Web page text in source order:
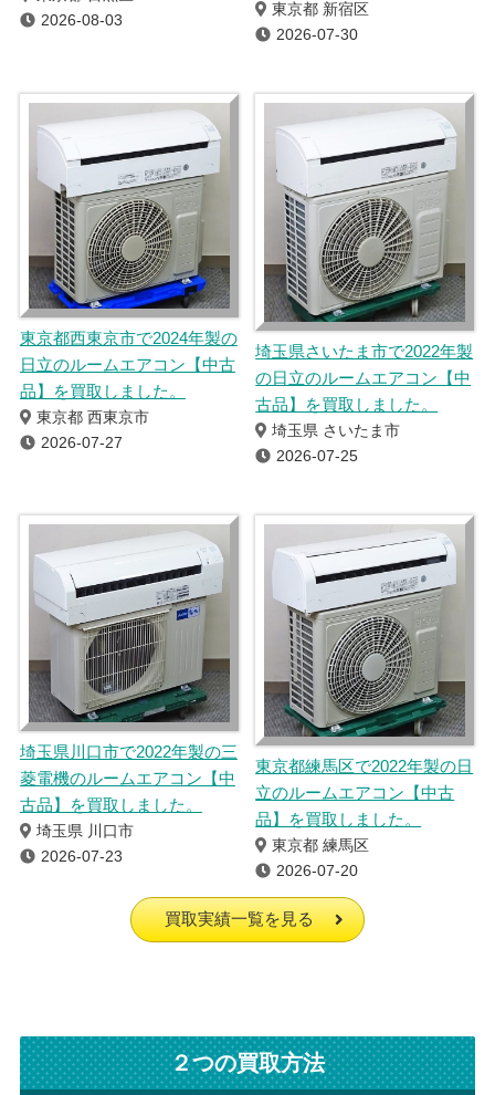
2026-08-03
東京都 新宿区
2026-07-30
東京都西東京市で2024年製の
日立のルームエアコン【中古
品】を買取しました。
東京都 西東京市
2026-07-27
埼玉県さいたま市で2022年製
の日立のルームエアコン【中
古品】を買取しました。
埼玉県 さいたま市
2026-07-25
埼玉県川口市で2022年製の三
菱電機のルームエアコン【中
古品】を買取しました。
埼玉県 川口市
2026-07-23
東京都練馬区で2022年製の日
立のルームエアコン【中古
品】を買取しました。
東京都 練馬区
2026-07-20
買取実績一覧を見る
２つの買取方法